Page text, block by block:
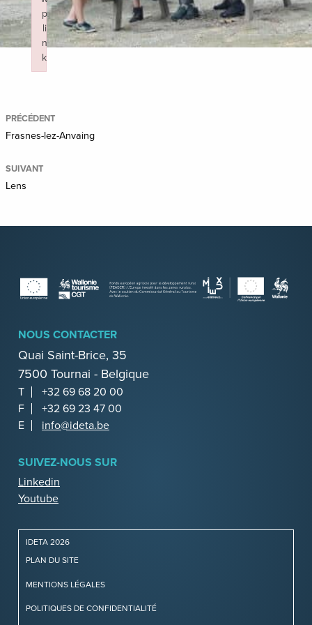
PRÉCÉDENT
Frasnes-lez-Anvaing
SUIVANT
Lens
NOUS CONTACTER
Quai Saint-Brice, 35
7500 Tournai - Belgique
T
+32 69 68 20 00
F
+32 69 23 47 00
E
info@ideta.be
SUIVEZ-NOUS SUR
Linkedin
Youtube
IDETA 2026
PLAN DU SITE
MENTIONS LÉGALES
POLITIQUES DE CONFIDENTIALITÉ
p
li
n
k
Failed to initialize plugin: wplink